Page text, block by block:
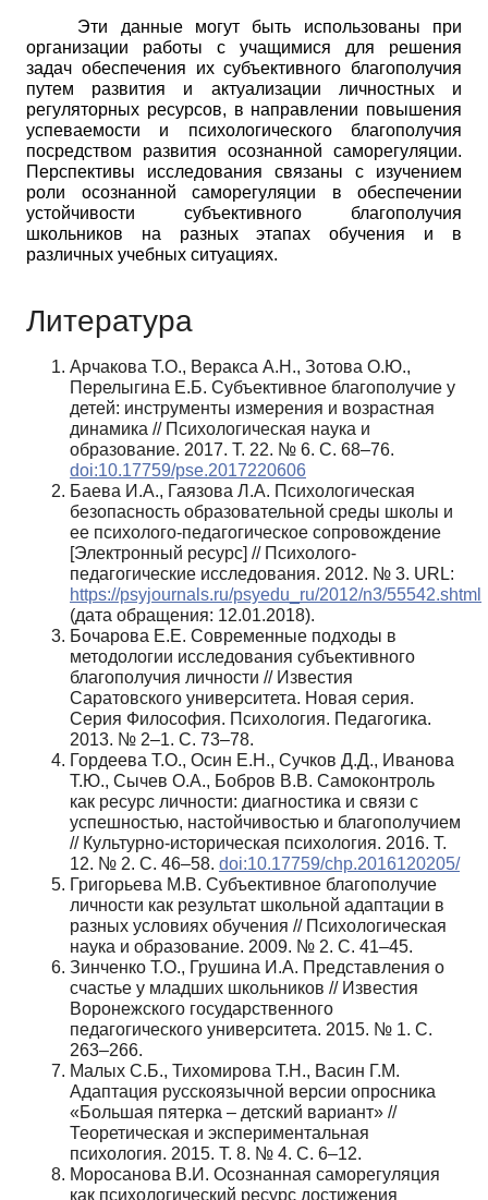
Эти данные могут быть использованы при
организации работы с учащимися для решения
задач обеспечения их субъективного благополучия
путем развития и актуализации личностных и
регуляторных ресурсов, в направлении повышения
успеваемости и психологического благополучия
посредством развития осознанной саморегуляции.
Перспективы исследования связаны с изучением
роли осознанной саморегуляции в обеспечении
устойчивости субъективного благополучия
школьников на разных этапах обучения и в
различных учебных ситуациях.
Литература
Арчакова Т.О., Веракса А.Н., Зотова О.Ю.,
Перелыгина Е.Б. Субъективное благополучие у
детей: инструменты измерения и возрастная
динамика // Психологическая наука и
образование. 2017. Т. 22. № 6. С. 68–76.
doi:10.17759/pse.2017220606
Баева И.А., Гаязова Л.А. Психологическая
безопасность образовательной среды школы и
ее психолого-педагогическое сопровождение
[Электронный ресурс] // Психолого-
педагогические исследования. 2012. № 3. URL:
https://psyjournals.ru/psyedu_ru/2012/n3/55542.shtml
(дата обращения: 12.01.2018).
Бочарова Е.Е. Современные подходы в
методологии исследования субъективного
благополучия личности // Известия
Саратовского университета. Новая серия.
Серия Философия. Психология. Педагогика.
2013. № 2–1. С. 73–78.
Гордеева Т.О., Осин Е.Н., Сучков Д.Д., Иванова
Т.Ю., Сычев О.А., Бобров В.В. Самоконтроль
как ресурс личности: диагностика и связи с
успешностью, настойчивостью и благополучием
// Культурно-историческая психология. 2016. Т.
12. № 2. С. 46–58. doi:10.17759/chp.2016120205/
Григорьева М.В. Субъективное благополучие
личности как результат школьной адаптации в
разных условиях обучения // Психологическая
наука и образование. 2009. № 2. С. 41–45.
Зинченко Т.О., Грушина И.А. Представления о
счастье у младших школьников // Известия
Воронежского государственного
педагогического университета. 2015. № 1. С.
263–266.
Малых C.Б., Тихомирова Т.Н., Васин Г.М.
Адаптация русскоязычной версии опросника
«Большая пятерка – детский вариант» //
Теоретическая и экспериментальная
психология. 2015. Т. 8. № 4. С. 6–12.
Моросанова В.И. Осознанная саморегуляция
как психологический ресурс достижения